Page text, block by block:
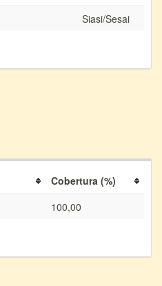
Siasi/Sesai
Cobertura (%)
100,00